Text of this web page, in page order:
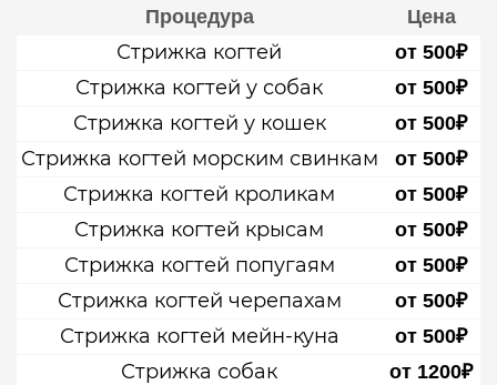
Процедура Цена
Стрижка когтей от 500₽
Стрижка когтей у собак от 500₽
Стрижка когтей у кошек от 500₽
Стрижка когтей морским свинкам от 500₽
Стрижка когтей кроликам от 500₽
Стрижка когтей крысам от 500₽
Стрижка когтей попугаям от 500₽
Стрижка когтей черепахам от 500₽
Стрижка когтей мейн-куна от 500₽
Стрижка собак от 1200₽